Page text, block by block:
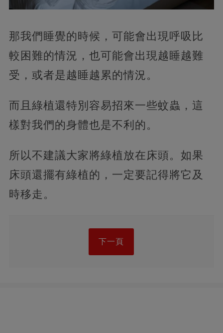
那我們睡覺的時候，可能會出現呼吸比
較困難的情況，也可能會出現越睡越難
受，或者是越睡越累的情況。
而且綠植還特別容易招來一些蚊蟲，這
樣對我們的身體也是不利的。
所以不建議大家將綠植放在床頭。如果
床頭還擺有綠植的，一定要記得將它及
時移走。
下一頁